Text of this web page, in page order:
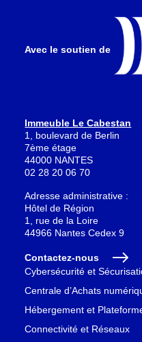
Avec le soutien de
Immeuble Le Cabestan
1, boulevard de Berlin
7ème étage
44000 NANTES
02 28 20 06 70
Adresse administrative :
Hôtel de Région
1, rue de la Loire
44966 Nantes Cedex 9
Contactez-nous
Cybersécurité et
Centrale d’Achats
Hébergement et
Connectivité et Réseaux